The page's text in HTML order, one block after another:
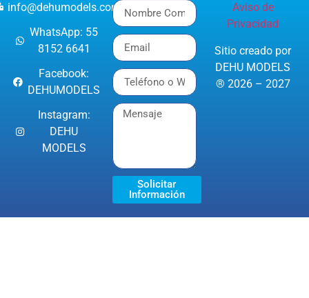
info@dehumodels.com
WhatsApp: 55
8152 6641
Facebook:
DEHUMODELS
Instagram:
DEHU
MODELS
Solicitar
Información
Aviso de
Privacidad
Sitio creado por
DEHU MODELS
® 2026 – 2027